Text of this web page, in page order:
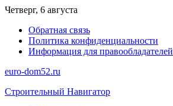
Перейти
содержимому
Четверг, 6 августа
Обратная связь
Политика конфиденциальности
Информация для правообладателей
euro-dom52.ru
Строительный Навигатор